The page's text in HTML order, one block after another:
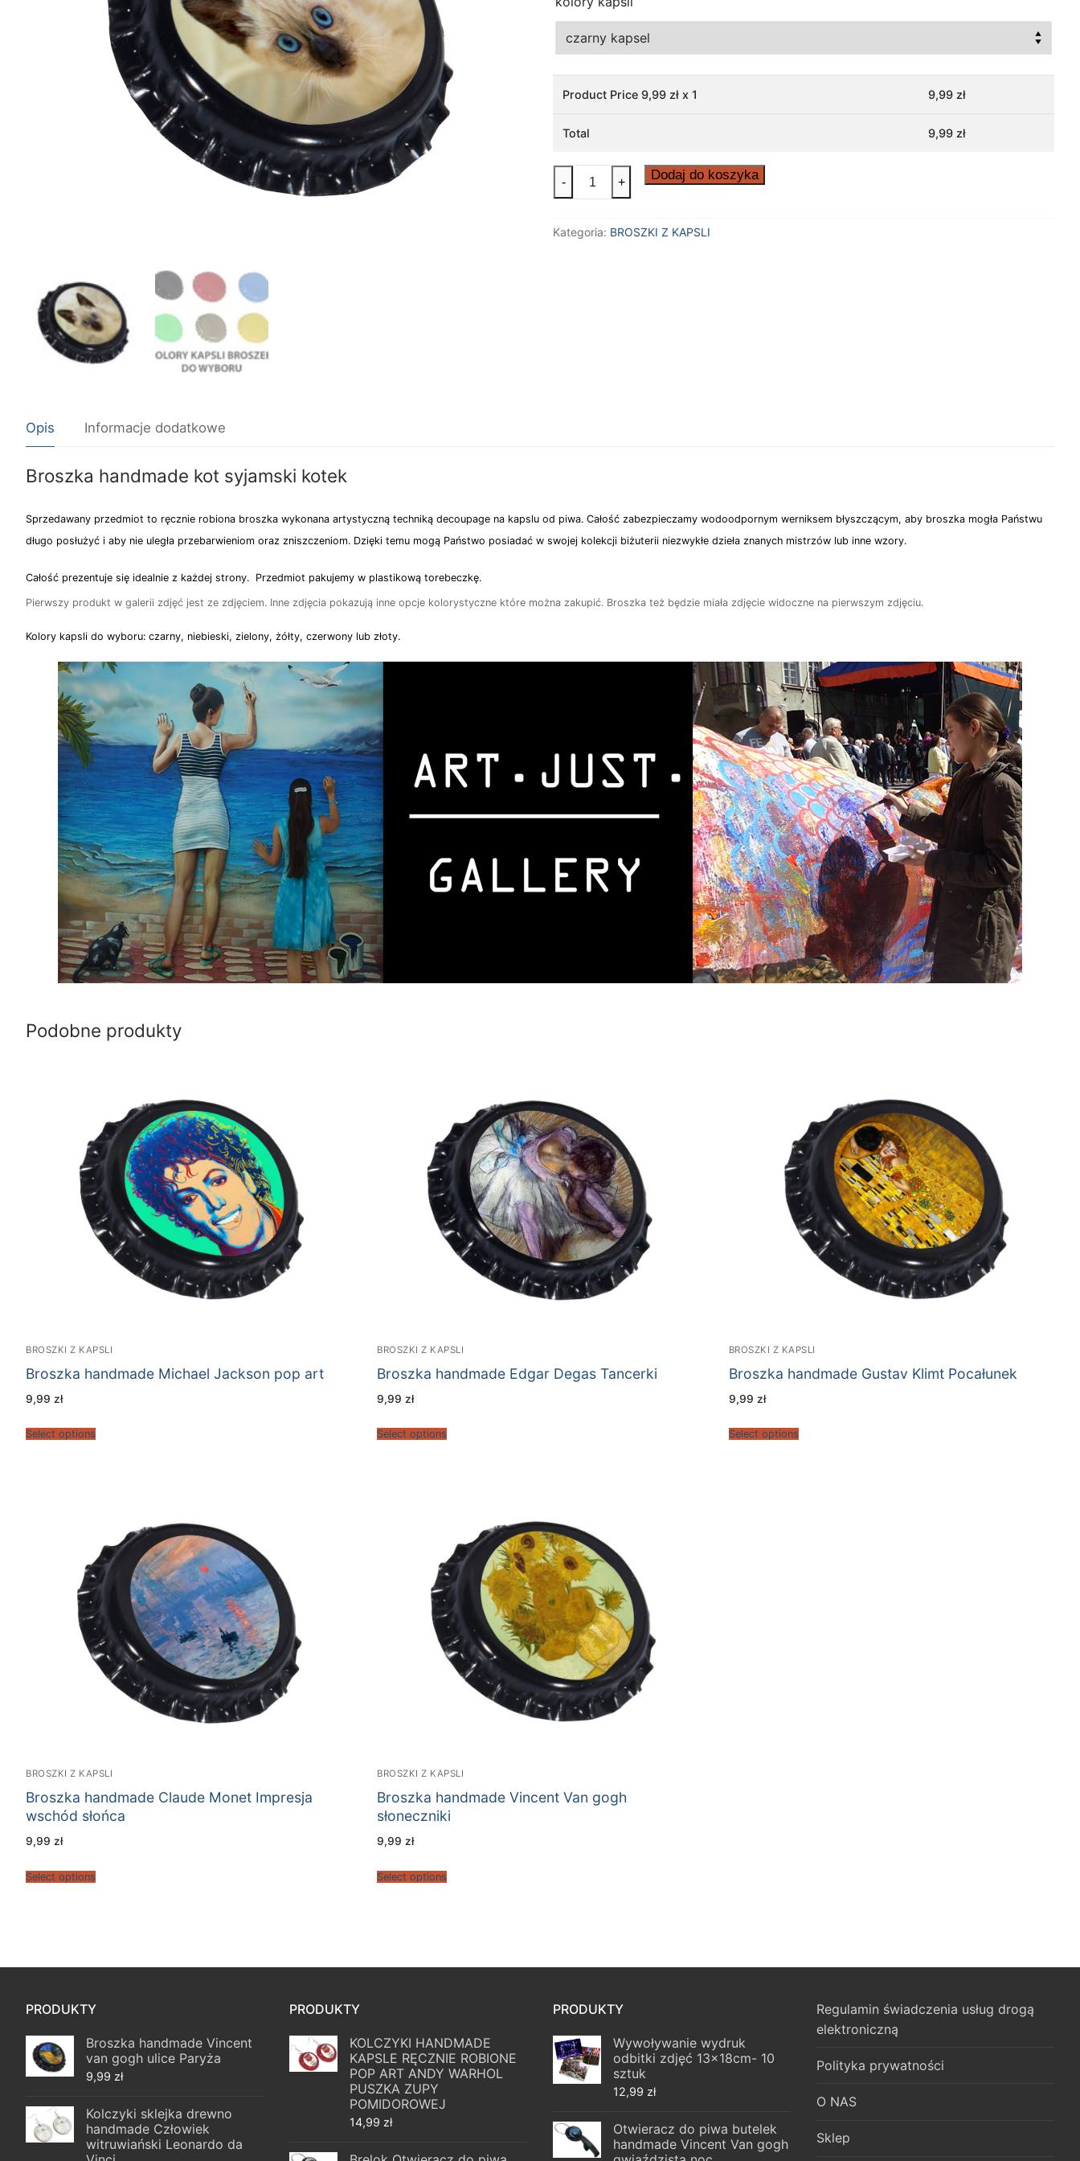
Product Price 9,99 zł x 1 9,99 zł
Total 9,99 zł
Broszka
kot
- + Dodaj do koszyka
Kategoria: BROSZKI Z KAPSLI
Opis Informacje dodatkowe
Broszka handmade kot syjamski kotek
Sprzedawany przedmiot to ręcznie robiona broszka wykonana artystyczną techniką decoupage na kapslu od piwa. Całość zabezpieczamy wodoodpornym werniksem błyszczącym, aby broszka mogła Państwu
długo posłużyć i aby nie uległa przebarwieniom oraz zniszczeniom. Dzięki temu mogą Państwo posiadać w swojej kolekcji biżuterii niezwykłe dzieła znanych mistrzów lub inne wzory.
Całość prezentuje się idealnie z każdej strony. Przedmiot pakujemy w plastikową torebeczkę.
Pierwszy produkt w galerii zdjęć jest ze zdjęciem. Inne zdjęcia pokazują inne opcje kolorystyczne które można zakupić. Broszka też będzie miała zdjęcie widoczne na pierwszym zdjęciu.
Kolory kapsli do wyboru: czarny, niebieski, zielony, żółty, czerwony lub złoty.
Podobne produkty
BROSZKI Z KAPSLI
Broszka handmade Michael Jackson pop art
9,99 zł
Select options
BROSZKI Z KAPSLI
Broszka handmade Edgar Degas Tancerki
9,99 zł
Select options
BROSZKI Z KAPSLI
Broszka handmade Gustav Klimt Pocałunek
9,99 zł
Select options
BROSZKI Z KAPSLI
Broszka handmade Claude Monet Impresja
wschód słońca
9,99 zł
Select options
BROSZKI Z KAPSLI
Broszka handmade Vincent Van gogh
słoneczniki
9,99zł
Select options
PRODUKTY
Broszka handmade Vincent
van gogh ulice Paryża
9,99 zł
Kolczyki sklejka drewno
handmade Człowiek
witruwiański Leonardo da
PRODUKTY
KOLCZYKI HANDMADE
KAPSLE RĘCZNIE ROBIONE
POP ART ANDY WARHOL
PUSZKA ZUPY
POMIDOROWEJ
14,99 zł
PRODUKTY
Wywoływanie wydruk
odbitki zdjęć 13x18cm- 10
sztuk
12,99 zł
Otwieracz do piwa butelek
handmade Vincent Van gogh
Regulamin świadczenia usług drogą
elektroniczną
Polityka prywatności
O NAS
Sklep